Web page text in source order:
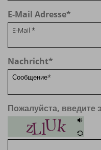
E-Mail Adresse*
Nachricht*
Пожалуйста, введите